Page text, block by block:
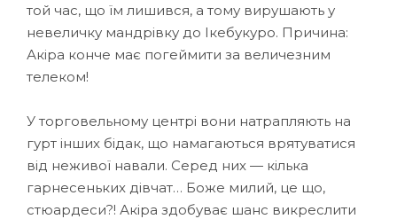
той час, що їм лишився, а тому вирушають у
невеличку мандрівку до Ікебукуро. Причина:
Акіра конче має погеймити за величезним
телеком!
У торговельному центрі вони натрапляють на
гурт інших бідак, що намагаються врятуватися
від неживої навали. Серед них — кілька
гарнесеньких дівчат… Боже милий, це що,
стюардеси?! Акіра здобуває шанс викреслити